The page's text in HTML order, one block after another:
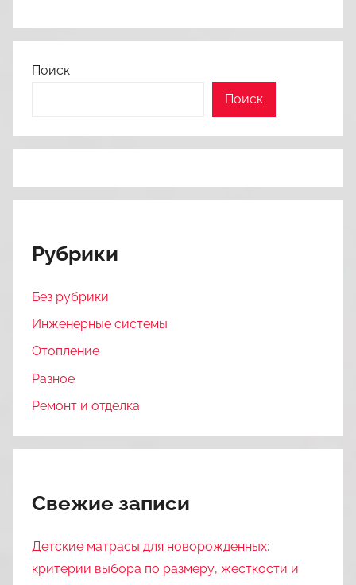
Поиск
Поиск
Рубрики
Без рубрики
Инженерные системы
Отопление
Разное
Ремонт и отделка
Свежие записи
Детские матрасы для новорожденных:
критерии выбора по размеру, жесткости и